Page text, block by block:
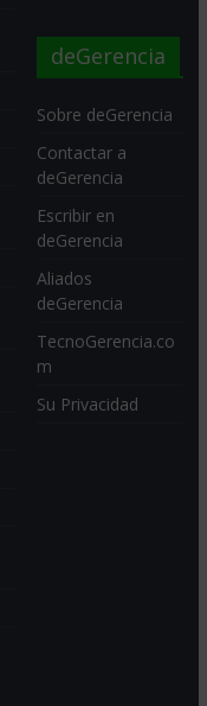
deGerencia
Sobre deGerencia
Contactar a
deGerencia
Escribir en
deGerencia
Aliados
deGerencia
TecnoGerencia.co
m
Su Privacidad